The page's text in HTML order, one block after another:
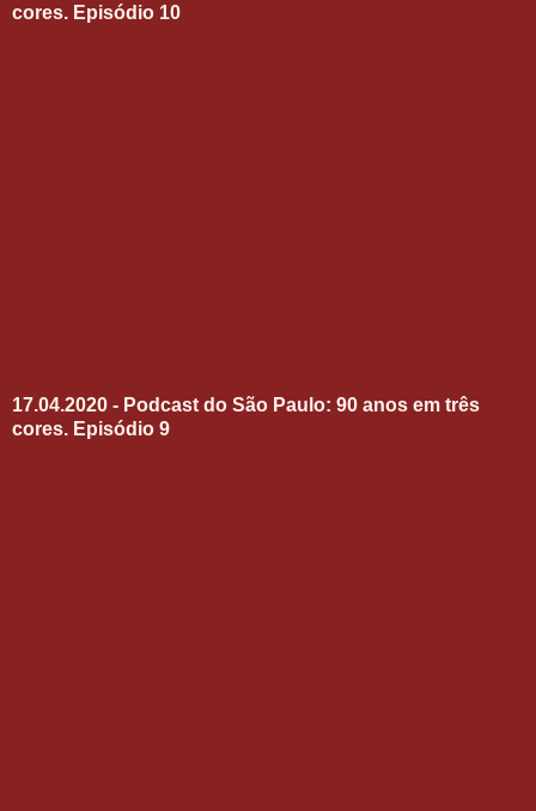
cores. Episódio 10
17.04.2020 - Podcast do São Paulo: 90 anos em três
cores. Episódio 9